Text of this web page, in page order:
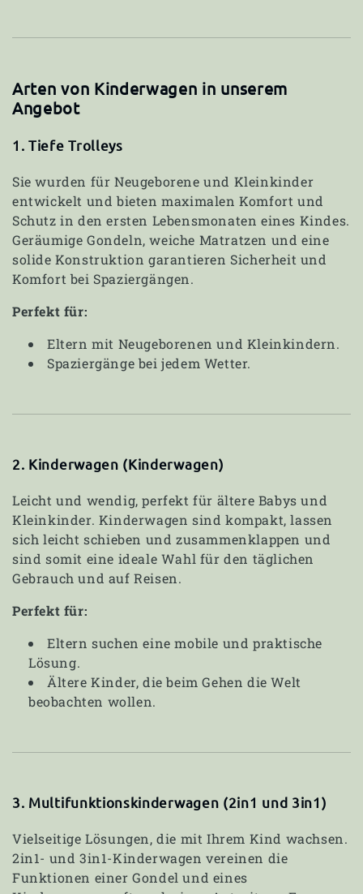
Arten von Kinderwagen in unserem
Angebot
1. Tiefe Trolleys
Sie wurden für Neugeborene und Kleinkinder
entwickelt und bieten maximalen Komfort und
Schutz in den ersten Lebensmonaten eines Kindes.
Geräumige Gondeln, weiche Matratzen und eine
solide Konstruktion garantieren Sicherheit und
Komfort bei Spaziergängen.
Perfekt für:
Eltern mit Neugeborenen und Kleinkindern.
Spaziergänge bei jedem Wetter.
2. Kinderwagen (Kinderwagen)
Leicht und wendig, perfekt für ältere Babys und
Kleinkinder. Kinderwagen sind kompakt, lassen
sich leicht schieben und zusammenklappen und
sind somit eine ideale Wahl für den täglichen
Gebrauch und auf Reisen.
Perfekt für:
Eltern suchen eine mobile und praktische
Lösung.
Ältere Kinder, die beim Gehen die Welt
beobachten wollen.
3. Multifunktionskinderwagen (2in1 und 3in1)
Vielseitige Lösungen, die mit Ihrem Kind wachsen.
2in1- und 3in1-Kinderwagen vereinen die
Funktionen einer Gondel und eines